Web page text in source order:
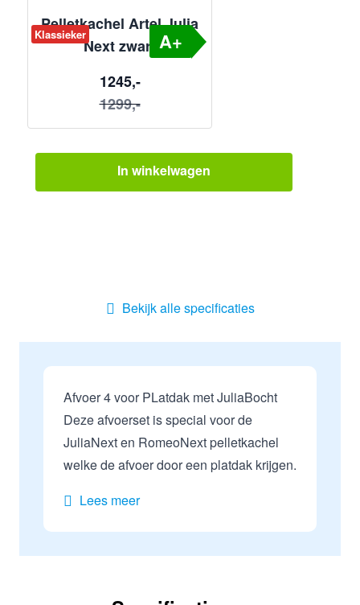
Klassieker A+
Pelletkachel Artel Julia
Next zwart
1245,-
1299,-
In winkelwagen
Bekijk alle specificaties
Afvoer 4 voor PLatdak met JuliaBocht
Deze afvoerset is special voor de
JuliaNext en RomeoNext pelletkachel
welke de afvoer door een platdak krijgen.
Lees meer